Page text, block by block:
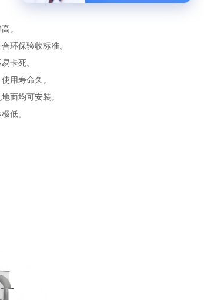
。
环保验收标准。
卡死。
用寿命久。
面均可安装。
低。